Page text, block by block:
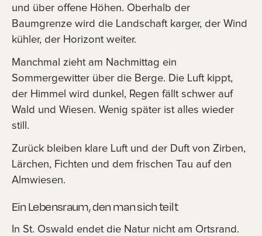
und über offene Höhen. Oberhalb der
Baumgrenze wird die Landschaft karger, der Wind
kühler, der Horizont weiter.
Manchmal zieht am Nachmittag ein
Sommergewitter über die Berge. Die Luft kippt,
der Himmel wird dunkel, Regen fällt schwer auf
Wald und Wiesen. Wenig später ist alles wieder
still.
Zurück bleiben klare Luft und der Duft von Zirben,
Lärchen, Fichten und dem frischen Tau auf den
Almwiesen.
Ein Lebensraum, den man sich teilt
In St. Oswald endet die Natur nicht am Ortsrand.